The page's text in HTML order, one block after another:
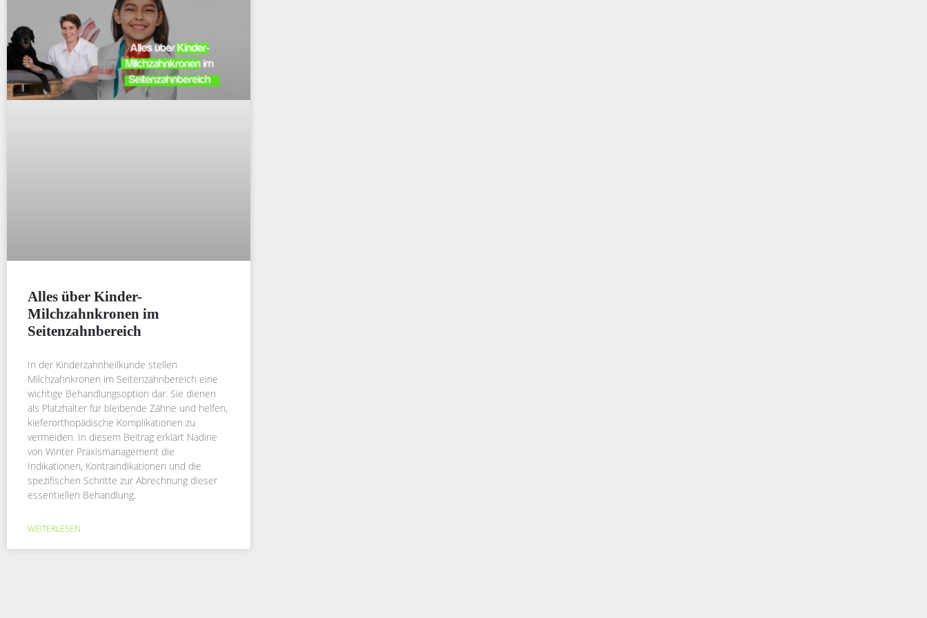
Alles über Kinder-
Milchzahnkronen im
Seitenzahnbereich
In der Kinderzahnheilkunde stellen
Milchzahnkronen im Seitenzahnbereich eine
wichtige Behandlungsoption dar. Sie dienen
als Platzhalter für bleibende Zähne und helfen,
kieferorthopädische Komplikationen zu
vermeiden. In diesem Beitrag erklärt Nadine
von Winter Praxismanagement die
Indikationen, Kontraindikationen und die
spezifischen Schritte zur Abrechnung dieser
essentiellen Behandlung.
WEITERLESEN